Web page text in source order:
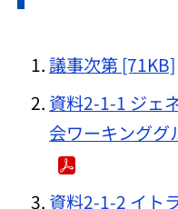
議事次第 [71KB]
資料2-1-1 ジェ
会ワーキンググ
資料2-1-2 イト